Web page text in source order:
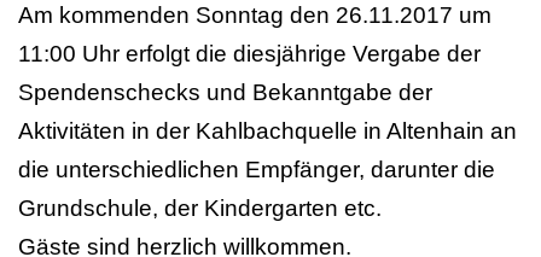
Am kommenden Sonntag den 26.11.2017 um
11:00 Uhr erfolgt die diesjährige Vergabe der
Spendenschecks und Bekanntgabe der
Aktivitäten in der Kahlbachquelle in Altenhain an
die unterschiedlichen Empfänger, darunter die
Grundschule, der Kindergarten etc.
Gäste sind herzlich willkommen.